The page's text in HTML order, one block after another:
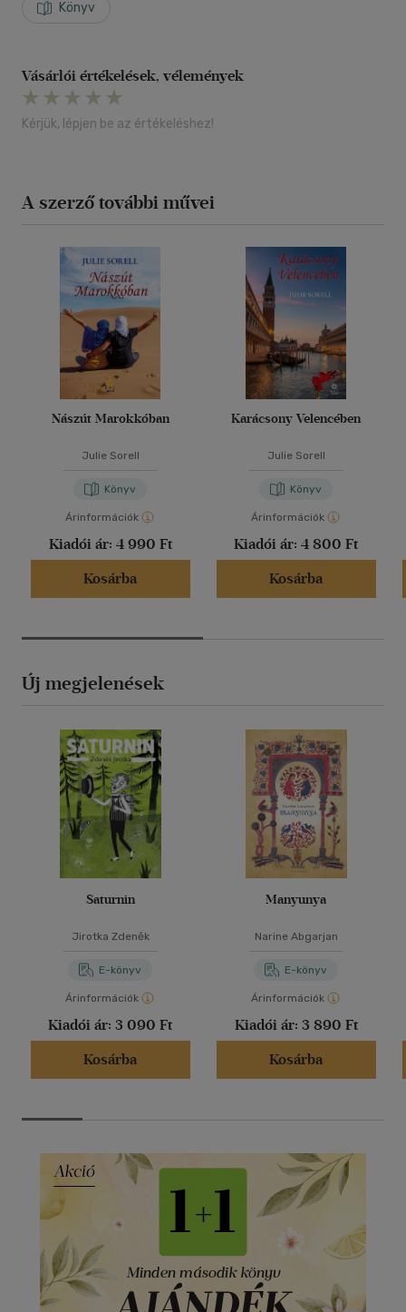
Könyv
Vásárlói értékelések, vélemények
Kérjük, lépjen be az értékeléshez!
A szerző további művei
Nászút Marokkóban
Julie Sorell
Könyv
Árinformációk
Kiadói ár: 4 990 Ft
Kosárba
Karácsony Velencében
Julie Sorell
Könyv
Árinformációk
Kiadói ár: 4 800 Ft
Kosárba
Új megjelenések
Saturnin
Jirotka Zdeněk
E-könyv
Árinformációk
Kiadói ár: 3 090 Ft
Kosárba
Manyunya
Narine Abgarjan
E-könyv
Árinformációk
Kiadói ár: 3 890 Ft
Kosárba